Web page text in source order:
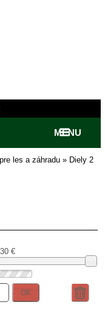
MENU
les a záhradu » Diely 2
€
OK